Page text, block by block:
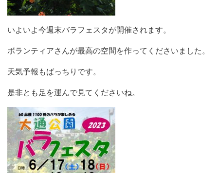
いよいよ今週末バラフェスタが開催されます。
ボランティアさんが最高の空間を作ってくださいました。
天気予報もばっちりです。
是非とも足を運んで見てくださいね。